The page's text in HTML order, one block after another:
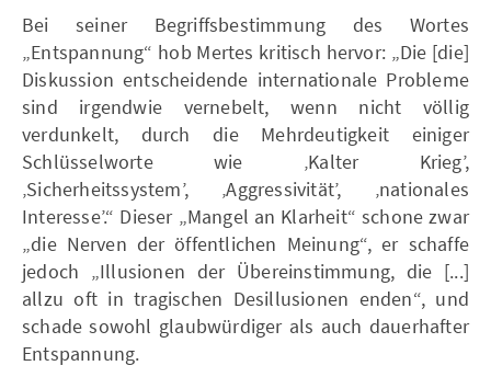
Bei seiner Begriffsbestimmung des Wortes
„Entspannung“ hob Mertes kritisch hervor: „Die [die]
Diskussion entscheidende internationale Probleme
sind irgendwie vernebelt, wenn nicht völlig
verdunkelt, durch die Mehrdeutigkeit einiger
Schlüsselworte wie ‚Kalter Krieg’,
‚Sicherheitssystem’, ‚Aggressivität’, ‚nationales
Interesse’.“ Dieser „Mangel an Klarheit“ schone zwar
„die Nerven der öffentlichen Meinung“, er schaffe
jedoch „Illusionen der Übereinstimmung, die [...]
allzu oft in tragischen Desillusionen enden“, und
schade sowohl glaubwürdiger als auch dauerhafter
Entspannung.